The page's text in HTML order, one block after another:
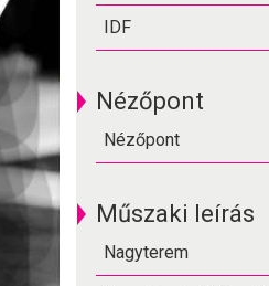
IDF
Nézőpont
Nézőpont
Műszaki leírás
Nagyterem